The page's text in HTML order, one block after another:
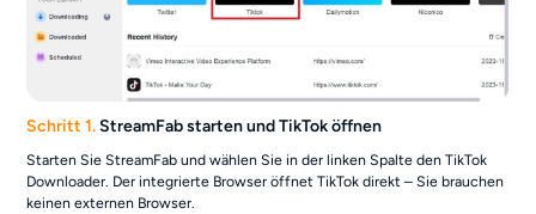
Schritt 1.StreamFab starten und TikTok öffnen
Starten Sie StreamFab und wählen Sie in der linken Spalte den TikTok
Downloader. Der integrierte Browser öffnet TikTok direkt – Sie brauchen
keinen externen Browser.